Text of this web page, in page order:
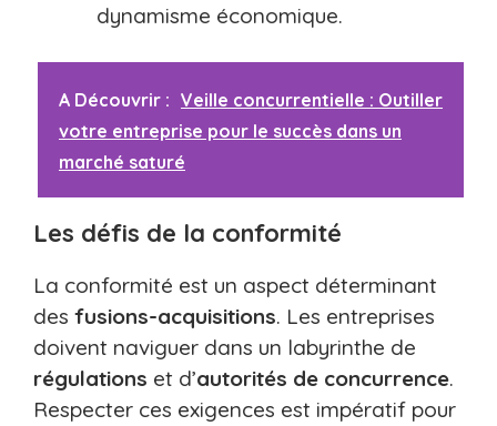
dynamisme économique.
A Découvrir : Veille concurrentielle : Outiller
votre entreprise pour le succès dans un
marché saturé
Les défis de la conformité
La conformité est un aspect déterminant
des fusions-acquisitions. Les entreprises
doivent naviguer dans un labyrinthe de
régulations et d’autorités de concurrence.
Respecter ces exigences est impératif pour